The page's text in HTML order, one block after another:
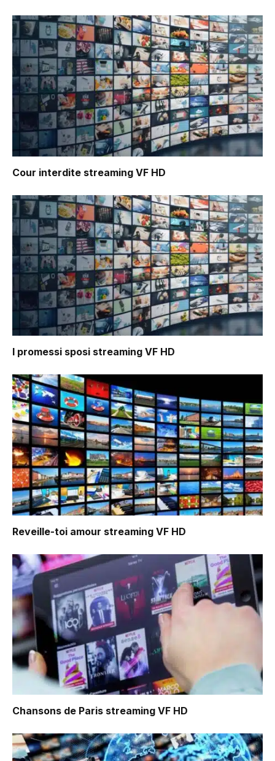
Cour interdite streaming VF HD
I promessi sposi streaming VF HD
Reveille-toi amour streaming VF HD
Chansons de Paris streaming VF HD